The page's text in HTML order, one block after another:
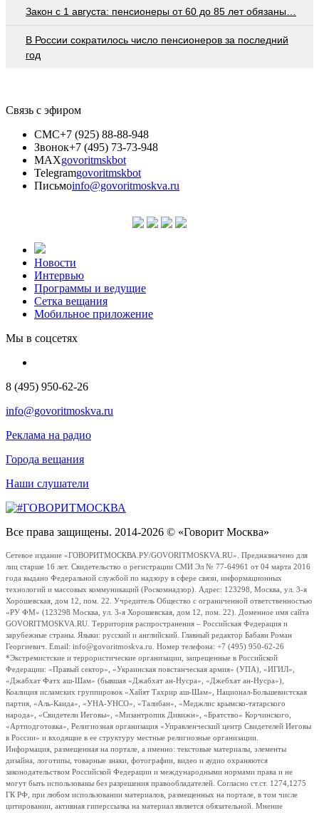
Закон с 1 августа: пенсионеры от 60 до 85 лет обязаны…
В России сократилось число пенсионеров за последний
год
Связь с эфиром
СМС+7 (925) 88-88-948
Звонок+7 (495) 73-73-948
MAXgovoritmskbot
Telegramgovoritmskbot
Письмоinfo@govoritmoskva.ru
Новости
Интервью
Программы и ведущие
Сетка вещания
Мобильное приложение
Мы в соцсетях
8 (495) 950-62-26
info@govoritmoskva.ru
Реклама на радио
Города вещания
Наши слушатели
Все права защищены. 2014-2026 © «Говорит Москва»
Сетевое издание «ГОВОРИТМОСКВА.РУ/GOVORITMOSKVA.RU». Предназначено для
лиц старше 16 лет. Свидетельство о регистрации СМИ Эл № 77-64961 от 04 марта 2016
года выдано Федеральной службой по надзору в сфере связи, информационных
технологий и массовых коммуникаций (Роскомнадзор). Адрес: 123298, Москва, ул. 3-я
Хорошевская, дом 12, пом. 22. Учредитель Общество с ограниченной ответственностью
«РУ ФМ» (123298 Москва, ул. 3-я Хорошевская, дом 12, пом. 22). Доменное имя сайта
GOVORITMOSKVA.RU. Территория распространения – Российская Федерация и
зарубежные страны. Языки: русский и английский. Главный редактор Бабаян Роман
Георгиевич. Email: info@govoritmoskva.ru. Номер телефона: +7 (495) 950-62-26
*Экстремистские и террористические организации, запрещенные в Российской
Федерации: «Правый сектор», «Украинская повстанческая армия» (УПА), «ИГИЛ»,
«Джабхат Фатх аш-Шам» (бывшая «Джабхат ан-Нусра», «Джебхат ан-Нусра»),
Коалиция исламских группировок «Хайят Тахрир аш-Шам», Национал-Большевистская
партия, «Аль-Каида», «УНА-УНСО», «Талибан», «Меджлис крымско-татарского
народа», «Свидетели Иеговы», «Мизантропик Дивижн», «Братство» Корчинского,
«Артподготовка», Религиозная организация «Управленческий центр Свидетелей Иеговы
в России» и входящие в ее структуру местные религиозные организации.
Информация, размещенная на портале, а именно: текстовые материалы, элементы
дизайна, логотипы, товарные знаки, фотографии, видео и аудио охраняются
законодательством Российской Федерации и международными нормами права и не
могут быть использованы без разрешения правообладателей. Согласно ст.ст. 1274,1275
ГК РФ, при любом использовании материалов, размещенных на портале, в том числе
цитировании, активная гиперссылка на материал является обязательной. Мнение